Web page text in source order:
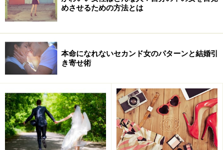
最近、感じましたか？ 夕日の景色、雨のにおい、小鳥の
さえずり……。
道で子供が騒いでいたら、「小さい子は元気がいいな
ぁ、かわいい！」。
外にお花が咲いていたら、「わぁキレイ、いい匂いだな
めさせるための方法とは
本命になれないセカンド女のパターンと結婚引
き寄せ術